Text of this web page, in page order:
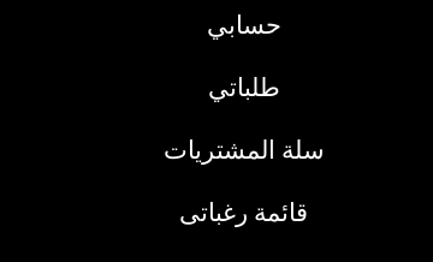
حسابي
طلباتي
سلة المشتريات
قائمة رغباتى